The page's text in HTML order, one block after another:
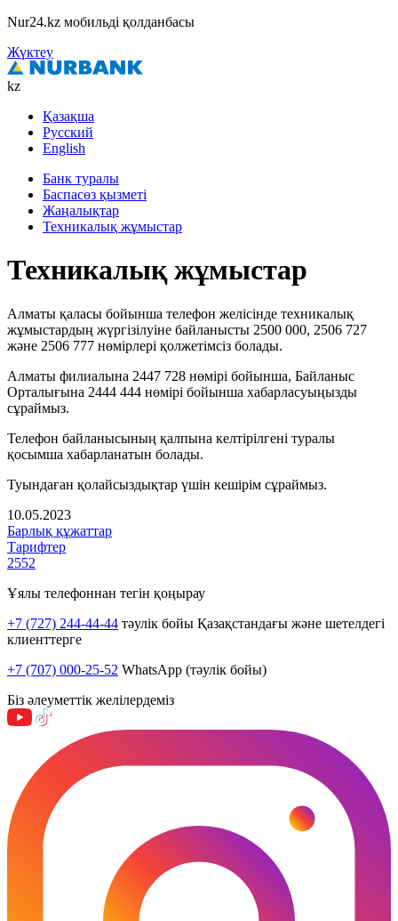
Nur24.kz мобильді қолданбасы
Жүктеу
kz
Қазақша
Русский
English
Банк туралы
Баспасөз қызметі
Жаңалықтар
Техникалық жұмыстар
Техникалық жұмыстар
Алматы қаласы бойынша телефон желісінде техникалық
жұмыстардың жүргізілуіне байланысты 2500 000, 2506 727
және 2506 777 нөмірлері қолжетімсіз болады.
Алматы филиалына 2447 728 нөмірі бойынша, Байланыс
Орталығына 2444 444 нөмірі бойынша хабарласуыңызды
сұраймыз.
Телефон байланысының қалпына келтірілгені туралы
қосымша хабарланатын болады.
Туындаған қолайсыздықтар үшін кешірім сұраймыз.
10.05.2023
Барлық құжаттар
Тарифтер
2552
Ұялы телефоннан тегін қоңырау
+7 (727) 244-44-44 тәулік бойы Қазақстандағы және шетелдегі
клиенттерге
+7 (707) 000-25-52 WhatsApp (тәулік бойы)
Біз әлеуметтік желілердеміз